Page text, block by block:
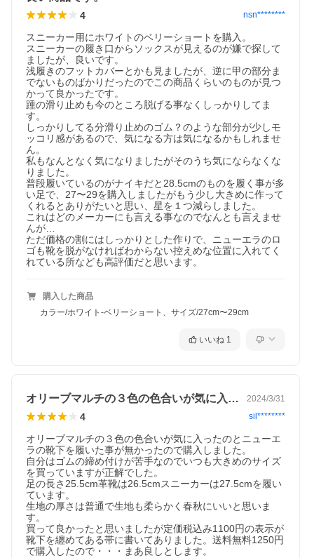
【モデル名】3ペアソックス ベリーショート ショート アンクル
【カラーバリエーション】ホワイト-ノーショー、ブラック-ノーシ
ョー、マルチ-ノーショー、ネイビー-ノーショー、グレー-ノーシ
ョー、チャコール-ノーショー、ホワイト-ベリーショート、ブラッ
ク-ベリーショート、マルチ-ベリーショート、ネオンマルチ-ベリ
ーショート、オリーブマルチ-ベリーショート、ネイビー-ベリーシ
ョート、グレー-ベリーショート、チャコール-ベリーショート、ホ
ワイト-ショート、ブラック-ショート、マルチ-ショート、ネオン
マルチ-ショート、オリーブマルチ-ショート、ネイビー-ショー
ト、グレー-ショート、チャコール-ショート、ホワイト-アンク
ル、ブラック-アンクル、マルチ-アンクル、ネオンマルチ-アンク
ル、オリーブマルチ-アンクル、ネイビー-アンクル、グレー-アン
クル、チャコール-アンクル
【メーカー品番】14518160、14518161、14518162、
14518163、14518164、14518165、14518166、14518167、
14518168、14518169、14518170、14518171、14518186、
14518187、14518188、14518189、14518190、14518191、
14518172、14518173、14518174、14518175、14489704、
14489705、14489700、14489702、14489710、14489701、
14489703、14489711、11531695、11531692、11901483、
11531694、11531691、11901482、12674031、12674026、
12674024、13061317、13061316、13061315、12674030、
1190148111901481
【生産国】ベトナム、中国
【対象】大人、メンズ、レディース、男性、女性
【シーン】カジュアル、アウトドア、ストリート、フェス、スポ
ーツ、デイリー、アメカジ、ダンス、スケートボード、サーフィ
ン、ヒップホップ
【サイズ】23cm〜25cm、25cm〜27cm 、27cm〜29cm
4 nsn********
スニーカー用にホワイトのベリーショートを購入。
スニーカーの履き口からソックスが見えるのが嫌で探して
ましたが、良いです。
浅履きのフットカバーとかも見ましたが、逆に甲の部分ま
でないものばかりだったのでこの商品くらいのものが見つ
かって良かったです。
踵の滑り止めも今のところ脱げる事なくしっかりしてま
す。
しっかりしてる分滑り止めのゴム？のような部分が少しモ
ッコリ感があるので、気になる方は気になるかもしれませ
ん。
私もなんとなく気になりましたがそのうち気にならなくな
りました。
普段履いているのがナイキだと28.5cmのものを履く事が多
い足で、27〜29を購入しましたがもう少し大きめに作って
くれるとありがたいと思い、星を１つ減らしました。
これはどのメーカーにも言える事なのでなんとも言えませ
んが…
ただ価格の割にはしっかりとした作りで、ニューエラのロ
ゴも靴を脱がなければわからない控えめな位置に入れてく
れている所なども高評価だと思います。
購入した商品
カラー/ホワイト-ベリーショート、サイズ/27cm〜29cm
いいね 1
オリーブマルチの３色の色合いが気に入っ… 2024/3/31
4 sil********
オリーブマルチの３色の色合いが気に入ったのとニューエ
ラの靴下を履いた事が無かったので購入しました。
自分はゴムの締め付けが苦手なのでいつも大きめのサイズ
を買っていますが正解でした。
足の長さ25.5cm革靴は26.5cmスニーカーは27.5cmを履い
ています。
生地の厚さは普通で生地も柔らかく春秋にいいと思いま
す。
買って良かったと思いましたが定価税込み1100円の表示が
靴下を纏めてある帯に書いてありました。送料無料1250円
で購入したので・・・まあ良しとします。